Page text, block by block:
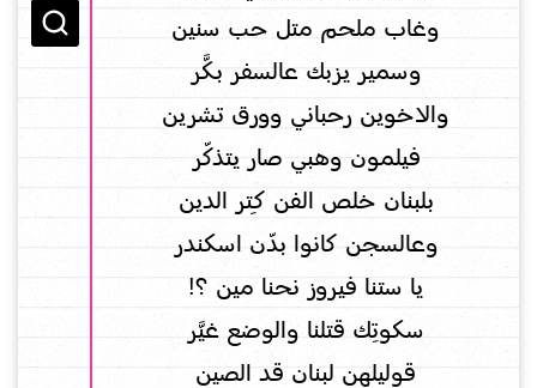
وغاب ملحم متل حب سنين
وسمير يزبك عالسفر بكَّر
والاخوين رحباني وورق تشرين
فيلمون وهبي صار يتذكّر
بلبنان خلص الفن كتِر الدين
وعالسجن كانوا بدّن اسكندر
يا ستنا فيروز نحنا مين ؟!
سكوتِك قتلنا والوضع غيَّر
قوليلهن لبنان قد الصين